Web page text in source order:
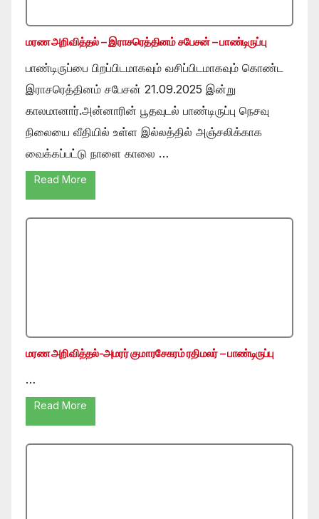
மரண அறிவித்தல் – இராசரெத்தினம் சபேசன் – பாண்டிருப்பு
பாண்டிருப்பை பிறப்பிடமாகவும் வசிப்பிடமாகவும் கொண்ட
இராசரெத்தினம் சபேசன் 21.09.2025 இன்று
காலமானார்.அன்னாரின் பூதவுடல் பாண்டிருப்பு நெசவு
நிலையை வீதியில் உள்ள இல்லத்தில் அஞ்சலிக்காக
வைக்கப்பட்டு நாளை காலை …
Read More
மரண அறிவித்தல்-அமரர் குமாரசேகரம் ரதிமலர் – பாண்டிருப்பு
…
Read More